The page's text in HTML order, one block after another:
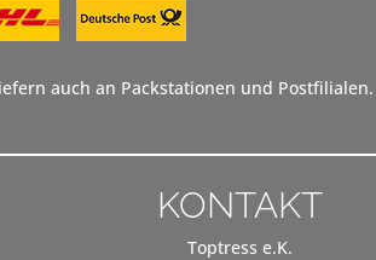
auch an Packstationen und Postfilialen.
KONTAKT
Toptress e.K.